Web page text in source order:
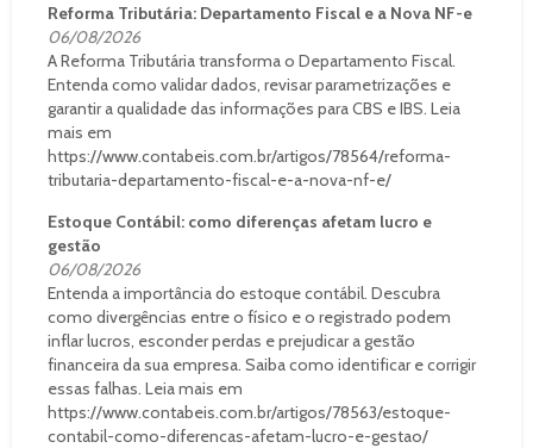
Reforma Tributária: Departamento Fiscal e a Nova NF-e
06/08/2026
A Reforma Tributária transforma o Departamento Fiscal.
Entenda como validar dados, revisar parametrizações e
garantir a qualidade das informações para CBS e IBS. Leia
mais em
https://www.contabeis.com.br/artigos/78564/reforma-
tributaria-departamento-fiscal-e-a-nova-nf-e/
Estoque Contábil: como diferenças afetam lucro e
gestão
06/08/2026
Entenda a importância do estoque contábil. Descubra
como divergências entre o físico e o registrado podem
inflar lucros, esconder perdas e prejudicar a gestão
financeira da sua empresa. Saiba como identificar e corrigir
essas falhas. Leia mais em
https://www.contabeis.com.br/artigos/78563/estoque-
contabil-como-diferencas-afetam-lucro-e-gestao/